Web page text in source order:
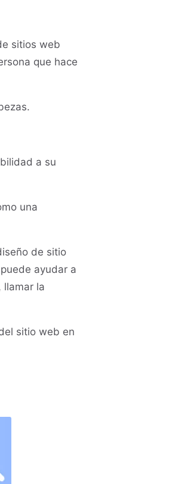
sitios web
que hace
a su
una
de sitio
ayudar a
llamar la
sitio web en